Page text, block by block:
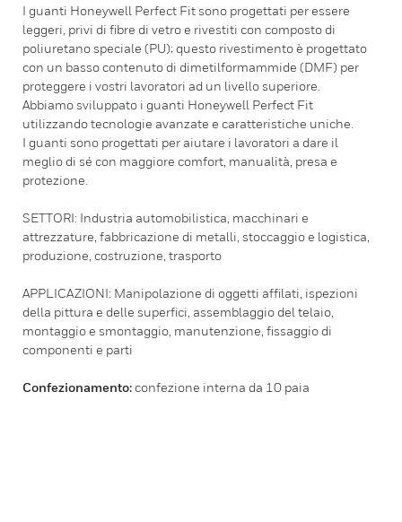
I guanti Honeywell Perfect Fit sono progettati per essere
leggeri, privi di fibre di vetro e rivestiti con composto di
poliuretano speciale (PU); questo rivestimento è progettato
con un basso contenuto di dimetilformammide (DMF) per
proteggere i vostri lavoratori ad un livello superiore.
Abbiamo sviluppato i guanti Honeywell Perfect Fit
utilizzando tecnologie avanzate e caratteristiche uniche.
I guanti sono progettati per aiutare i lavoratori a dare il
meglio di sé con maggiore comfort, manualità, presa e
protezione.
SETTORI: Industria automobilistica, macchinari e
attrezzature, fabbricazione di metalli, stoccaggio e logistica,
produzione, costruzione, trasporto
APPLICAZIONI: Manipolazione di oggetti affilati, ispezioni
della pittura e delle superfici, assemblaggio del telaio,
montaggio e smontaggio, manutenzione, fissaggio di
componenti e parti
Confezionamento: confezione interna da 10 paia